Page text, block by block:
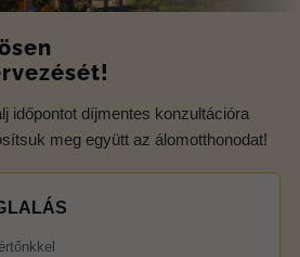
időpontot díjmentes konzultációra
meg együtt az álomotthonodat!